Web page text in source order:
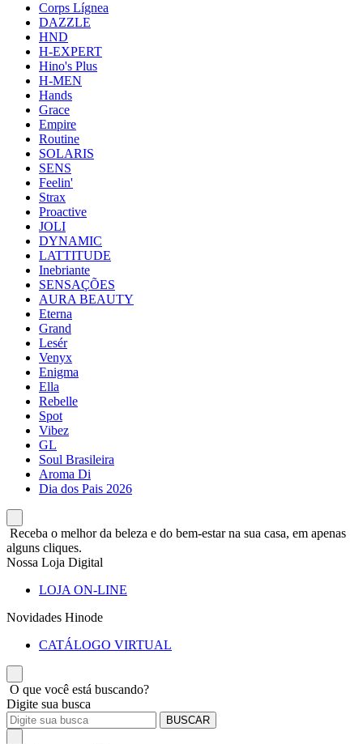
Corps Lígnea
DAZZLE
HND
H-EXPERT
Hino's Plus
H-MEN
Hands
Grace
Empire
Routine
SOLARIS
SENS
Feelin'
Strax
Proactive
JOLI
DYNAMIC
LATTITUDE
Inebriante
SENSAÇÕES
AURA BEAUTY
Eterna
Grand
Lesér
Venyx
Enigma
Ella
Rebelle
Spot
Vibez
GL
Soul Brasileira
Aroma Di
Dia dos Pais 2026
Receba o melhor da beleza e do bem-estar na sua casa, em apenas
alguns cliques.
Nossa Loja Digital
LOJA ON-LINE
Novidades Hinode
CATÁLOGO VIRTUAL
O que você está buscando?
Digite sua busca
BUSCAR